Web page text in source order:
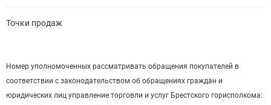
Точки продаж
Номер уполномоченных рассматривать обращения покупателей в
соответствии с законодательством об обращениях граждан и
юридических лиц управление торговли и услуг Брестского горисполкома: